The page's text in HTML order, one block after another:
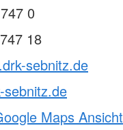
0
18
sebnitz.de
sebnitz.de
Maps Ansicht